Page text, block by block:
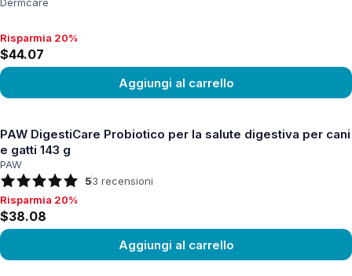
Risparmia 20%, $44.07
Risparmia 20%
$44.07
Aggiungi al carrello
PAW DigestiCare Probiotico per la salute digestiva per cani
e gatti 143 g
PAW
53 recensioni
Risparmia 20%, $38.08
Risparmia 20%
$38.08
Aggiungi al carrello